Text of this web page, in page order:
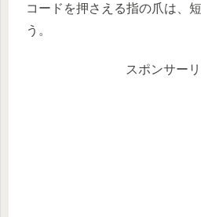
コードを押さえる指の爪は、
う。
スポンサー